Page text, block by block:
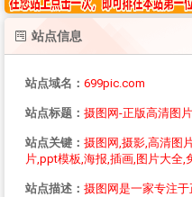
站点信息
站点域名： 699pic.com
站点标题： 摄图网-正版高清图
站点关键： 摄图网,摄影,高清图
片,ppt模板,海报,插画,图片大全,
站点描述： 摄图网是一家专注